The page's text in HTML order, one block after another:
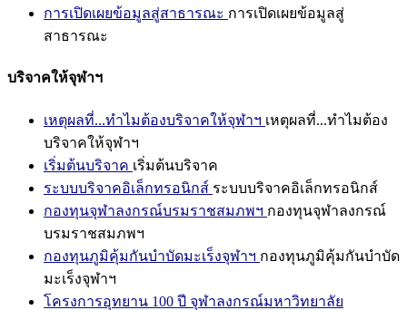
การเปิดเผยข้อมูลสู่สาธารณะ การเปิดเผยข้อมูลสู่
สาธารณะ
บริจาคให้จุฬาฯ
เหตุผลที่...ทำไมต้องบริจาคให้จุฬาฯ เหตุผลที่...ทำไมต้อง
บริจาคให้จุฬาฯ
เริ่มต้นบริจาค เริ่มต้นบริจาค
ระบบบริจาคอิเล็กทรอนิกส์ ระบบบริจาคอิเล็กทรอนิกส์
กองทุนจุฬาลงกรณ์บรมราชสมภพฯ กองทุนจุฬาลงกรณ์
บรมราชสมภพฯ
กองทุนภูมิคุ้มกันบำบัดมะเร็งจุฬาฯ กองทุนภูมิคุ้มกันบำบัด
มะเร็งจุฬาฯ
โครงการอุทยาน 100 ปี จุฬาลงกรณ์มหาวิทยาลัย